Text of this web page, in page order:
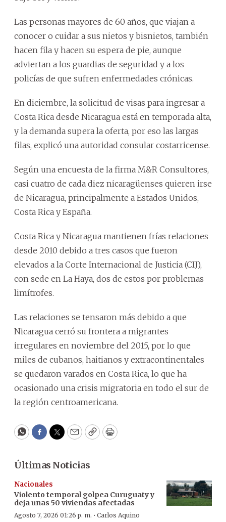
Las personas mayores de 60 años, que viajan a
conocer o cuidar a sus nietos y bisnietos, también
hacen fila y hacen su espera de pie, aunque
adviertan a los guardias de seguridad y a los
policías de que sufren enfermedades crónicas.
En diciembre, la solicitud de visas para ingresar a
Costa Rica desde Nicaragua está en temporada alta,
y la demanda supera la oferta, por eso las largas
filas, explicó una autoridad consular costarricense.
Según una encuesta de la firma M&R Consultores,
casi cuatro de cada diez nicaragüenses quieren irse
de Nicaragua, principalmente a Estados Unidos,
Costa Rica y España.
Costa Rica y Nicaragua mantienen frías relaciones
desde 2010 debido a tres casos que fueron
elevados a la Corte Internacional de Justicia (CIJ),
con sede en La Haya, dos de estos por problemas
limítrofes.
Las relaciones se tensaron más debido a que
Nicaragua cerró su frontera a migrantes
irregulares en noviembre del 2015, por lo que
miles de cubanos, haitianos y extracontinentales
se quedaron varados en Costa Rica, lo que ha
ocasionado una crisis migratoria en todo el sur de
la región centroamericana.
WhatsApp
Facebook
Twitter
EmailCopyPrint
Últimas Noticias
Nacionales
Violento temporal golpea Curuguaty y
deja unas 50 viviendas afectadas
Agosto 7, 2026 01:26 p. m. · Carlos Aquino